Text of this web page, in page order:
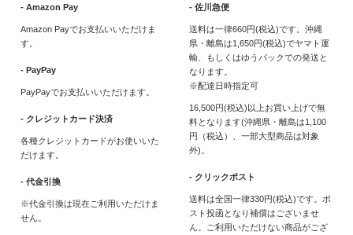
- Amazon Pay
Amazon Payでお支払いいただけま
す。
- PayPay
PayPayでお支払いいただけます。
- クレジットカード決済
各種クレジットカードがお使いいた
だけます。
- 代金引換
※代金引換は現在ご利用いただけま
せん。
- 佐川急便
送料は一律660円(税込)です。沖縄
県・離島は1,650円(税込)でヤマト運
輸、もしくはゆうパックでの発送と
なります。
※配達日時指定可
16,500円(税込)以上お買い上げで無
料となります(沖縄県・離島は1,100
円（税込）、一部大型商品は対象
外)。
- クリックポスト
送料は全国一律330円(税込)です。ポ
スト投函となり補償はございませ
ん。ご利用いただけない商品がござ